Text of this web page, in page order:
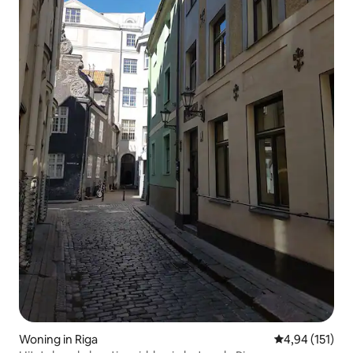
Woning in Riga Gemiddelde
4,94 (151)